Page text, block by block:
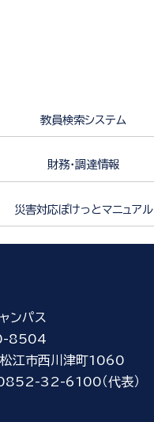
教員検索システム
財務・調達情報
災害対応ぽけっとマニュアル
ンパス
8504
江市西川津町1060
32-6100（代表）